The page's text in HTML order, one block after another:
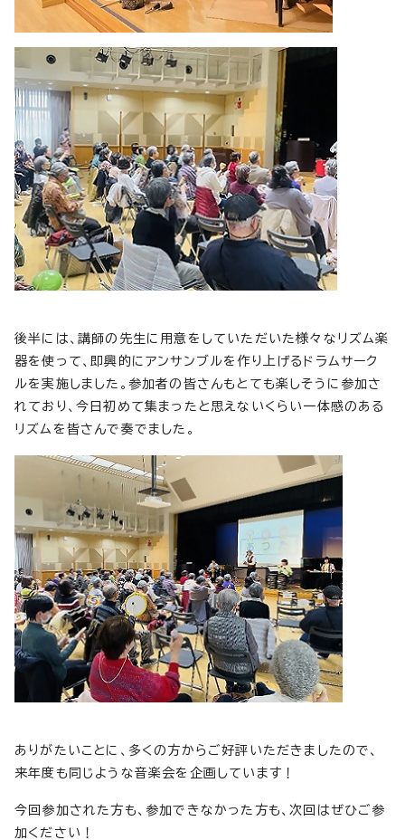
後半には、講師の先生に用意をしていただいた様々なリズム楽
器を使って、即興的にアンサンブルを作り上げるドラムサーク
ルを実施しました。参加者の皆さんもとても楽しそうに参加さ
れており、今日初めて集まったと思えないくらい一体感のある
リズムを皆さんで奏でました。
ありがたいことに、多くの方からご好評いただきましたので、
来年度も同じような音楽会を企画しています！
今回参加された方も、参加できなかった方も、次回はぜひご参
加ください！